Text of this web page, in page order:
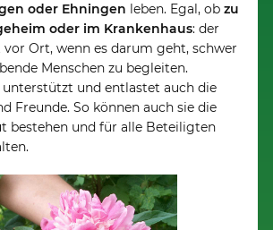
oder Ehningen leben. Egal, obzu
oder im Krankenhaus: der
vor Ort, wenn es darum geht, schwer
Menschen zu begleiten.
unterstützt und entlastet auch die
Freunde. So können auch sie die
bestehen und für alle Beteiligten